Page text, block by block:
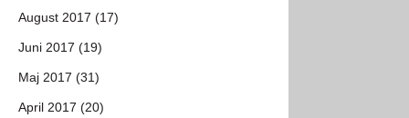
August 2017 (17)
Juni 2017 (19)
Maj 2017 (31)
April 2017 (20)